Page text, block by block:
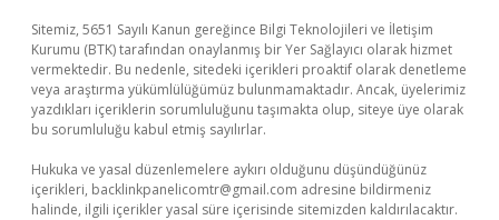
Sitemiz, 5651 Sayılı Kanun gereğince Bilgi Teknolojileri ve İletişim
Kurumu (BTK) tarafından onaylanmış bir Yer Sağlayıcı olarak hizmet
vermektedir. Bu nedenle, sitedeki içerikleri proaktif olarak denetleme
veya araştırma yükümlülüğümüz bulunmamaktadır. Ancak, üyelerimiz
yazdıkları içeriklerin sorumluluğunu taşımakta olup, siteye üye olarak
bu sorumluluğu kabul etmiş sayılırlar.
Hukuka ve yasal düzenlemelere aykırı olduğunu düşündüğünüz
içerikleri, backlinkpanelicomtr@gmail.com adresine bildirmeniz
halinde, ilgili içerikler yasal süre içerisinde sitemizden kaldırılacaktır.